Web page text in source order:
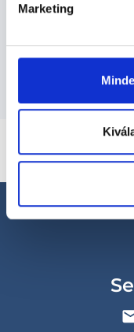
Marketing
orvosok